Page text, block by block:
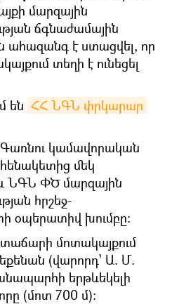
մարզային
ճգնաժամային
է ստացվել, որ
տեղի է ունեցել
են ՀՀ ՆԳՆ փրկարար
Գառնու կամավորական
մեկ
ՆԳՆ ՓԾ մարզային
հրշեջ-
օպերատիվ խումբը:
մոտակայքում
(վարորդ՝ Ա. Մ.
երթևեկելի
(մոտ 700 մ):